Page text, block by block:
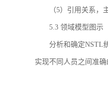
（5）引用关系，
5.3 领域模型图示
分析和确定NSTL
实现不同人员之间准